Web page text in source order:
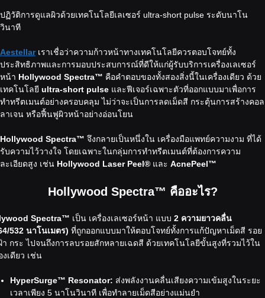
ปฏิวัติการดูแลผิวด้วยเทคโนโลยีเลเซอร์ ultra-short pulse ระดับนาโน
วินาที
Aestellarเราเชื่อว่าความก้าวหน้าทางเทคโนโลยีควรตอบโจทย์ทั้ง
ประสิทธิภาพและการมอบประสบการณ์ที่ดีให้แก่ผู้รับบริการเครื่องเลเซอร์
หน้า Hollywood Spectra™ คือคำตอบของทั้งสองสิ่งนี้ในเครื่องเดียว ด้วย
เทคโนโลยี ultra-short pulse และฟีเจอร์เฉพาะตัวที่ออกแบบมาเพื่อการ
ทำทรีตเมนต์อย่างครอบคลุม ไม่ว่าจะเป็นการลดเม็ดสี กระตุ้นการสร้างคอล
ลาเจน หรือฟื้นฟูผิวหน้าอย่างอ่อนโยน
Hollywood Spectra™ จึงกลายเป็นหนึ่งใน เครื่องมือแพทย์ความงาม ที่ได้
รับความไว้วางใจ โดยเฉพาะในกลุ่มการทำทรีตเมนต์ที่ต้องการความ
ละเอียดสูง เช่น Hollywood Laser Peel® และ AcnePeel™
Hollywood Spectra™ คืออะไร?
Spectra™ เป็น เครื่องเลเซอร์หน้า แบบ 2 ความยาวคลื่น
532 นาโนเมตร) ที่ถูกออกแบบมาให้ตอบโจทย์ทั้งการแก้ปัญหาเม็ดสี รอย
า กระ ไปจนถึงการลบรอยสักหลายเฉดสี ด้วยเทคโนโลยีขั้นสูงที่รวมไว้ใน
งเดียว เช่น
HyperSurge™ Resonator: ส่งพลังงานคลื่นเสียงความเข้มสูงในระยะ
เวลาเพียง 5 นาโนวินาที เพื่อทำลายเม็ดสีอย่างแม่นยำ